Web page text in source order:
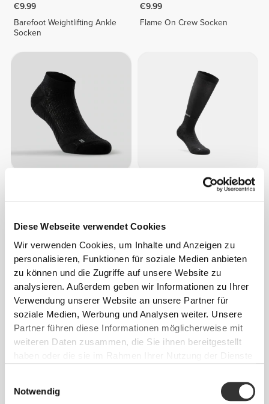
Diese Webseite verwendet Cookies
Wir verwenden Cookies, um Inhalte und Anzeigen zu
personalisieren, Funktionen für soziale Medien anbieten
zu können und die Zugriffe auf unsere Website zu
analysieren. Außerdem geben wir Informationen zu Ihrer
Verwendung unserer Website an unsere Partner für
soziale Medien, Werbung und Analysen weiter. Unsere
Partner führen diese Informationen möglicherweise mit
weiteren Daten zusammen, die Sie ihnen bereitgestellt
Notwendig
€9.99
Barefoot Weightlifting Ankle
Socken
€9.99
Flame On Crew Socken
Barefoot Weightlifting Low-
Barefoot Weightlifting Knee-
Pack